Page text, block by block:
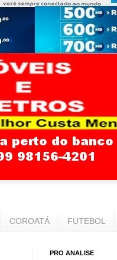
COROATÁ FUTEBOL
PRO ANALISE